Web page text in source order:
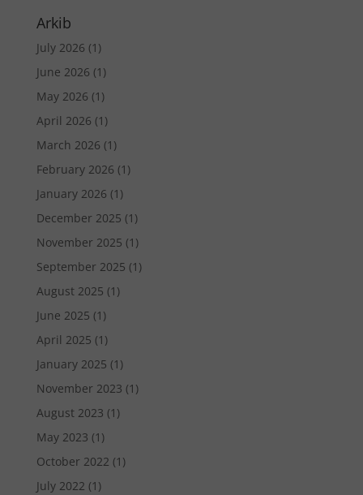
Arkib
July 2026 (1)
June 2026 (1)
May 2026 (1)
April 2026 (1)
March 2026 (1)
February 2026 (1)
January 2026 (1)
December 2025 (1)
November 2025 (1)
September 2025 (1)
August 2025 (1)
June 2025 (1)
April 2025 (1)
January 2025 (1)
November 2023 (1)
August 2023 (1)
May 2023 (1)
October 2022 (1)
July 2022 (1)